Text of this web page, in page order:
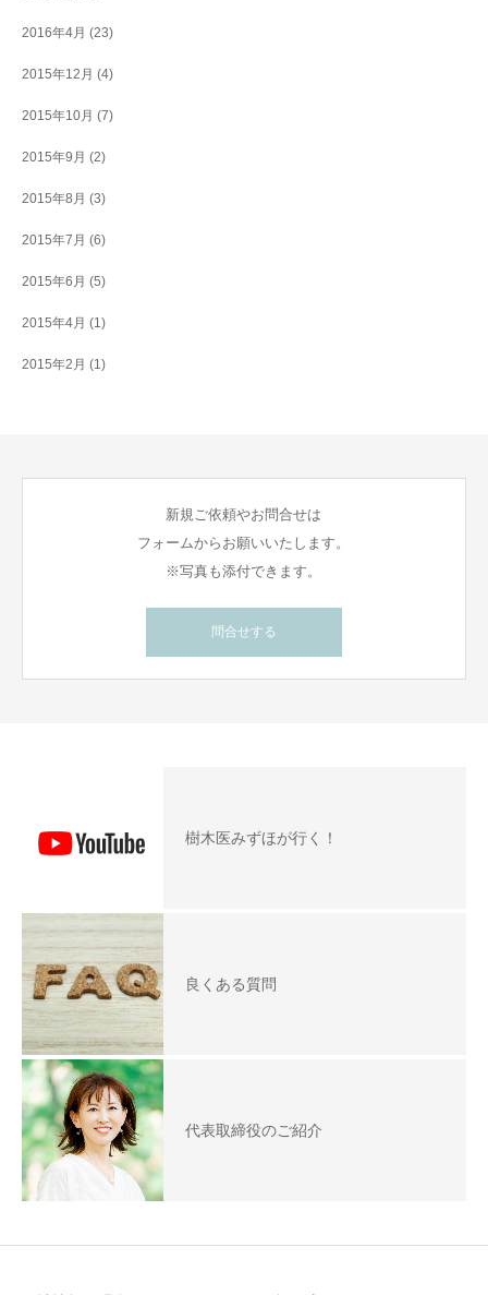
2016年4月 (23)
2015年12月 (4)
2015年10月 (7)
2015年9月 (2)
2015年8月 (3)
2015年7月 (6)
2015年6月 (5)
2015年4月 (1)
2015年2月 (1)
新規ご依頼やお問合せは
フォームからお願いいたします。
※写真も添付できます。
問合せする
樹木医みずほが行く！
良くある質問
代表取締役のご紹介